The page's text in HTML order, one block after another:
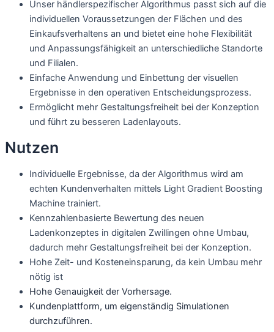
Unser händlerspezifischer Algorithmus passt sich auf die
individuellen Voraussetzungen der Flächen und des
Einkaufsverhaltens an und bietet eine hohe Flexibilität
und Anpassungsfähigkeit an unterschiedliche Standorte
und Filialen.
Einfache Anwendung und Einbettung der visuellen
Ergebnisse in den operativen Entscheidungsprozess.
Ermöglicht mehr Gestaltungsfreiheit bei der Konzeption
und führt zu besseren Ladenlayouts.
Nutzen
Individuelle Ergebnisse, da der Algorithmus wird am
echten Kundenverhalten mittels Light Gradient Boosting
Machine trainiert.
Kennzahlenbasierte Bewertung des neuen
Ladenkonzeptes in digitalen Zwillingen ohne Umbau,
dadurch mehr Gestaltungsfreiheit bei der Konzeption.
Hohe Zeit- und Kosteneinsparung, da kein Umbau mehr
nötig ist
Hohe Genauigkeit der Vorhersage.
Kundenplattform, um eigenständig Simulationen
durchzuführen.